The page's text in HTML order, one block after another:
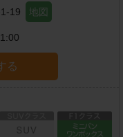
19 地図
る